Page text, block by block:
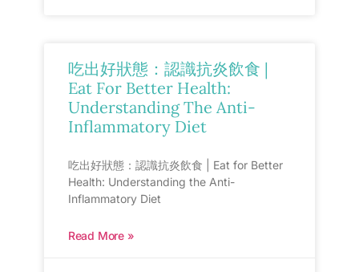
吃出好狀態：認識抗炎飲食 |
Eat For Better Health:
Understanding The Anti-
Inflammatory Diet
吃出好狀態：認識抗炎飲食 | Eat for Better
Health: Understanding the Anti-
Inflammatory Diet
Read More »